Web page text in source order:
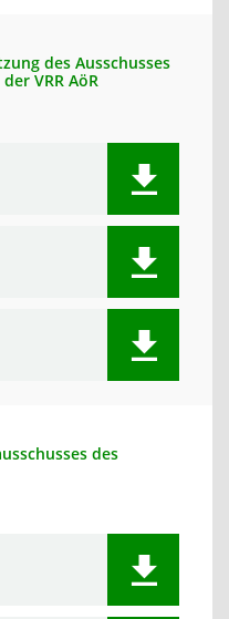
des Ausschusses
VRR AöR
des